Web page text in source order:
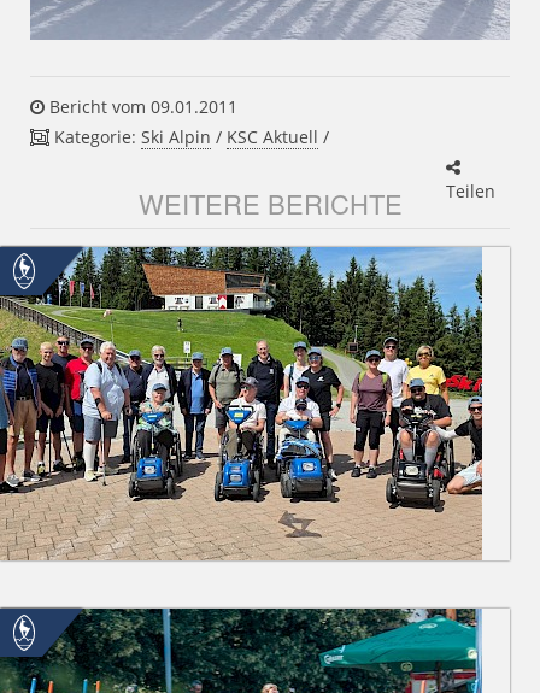
Bericht vom 09.01.2011
Kategorie: Ski Alpin / KSC Aktuell /
Teilen
WEITERE BERICHTE